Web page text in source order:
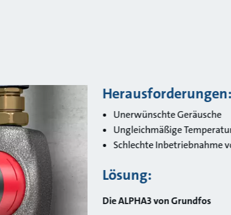
Herausforderungen:
Unerwünschte Geräusche
Ungleichmäßige
Schlechte Inbetriebnahme
Lösung:
Die ALPHA3 von Grundfos